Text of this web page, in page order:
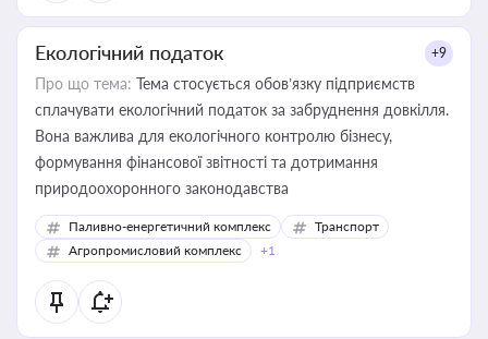
Екологічний податок +9
Про що тема: Тема стосується обов’язку підприємств
сплачувати екологічний податок за забруднення довкілля.
Вона важлива для екологічного контролю бізнесу,
формування фінансової звітності та дотримання
природоохоронного законодавства
Паливно-енергетичний комплекс
Транспорт
Агропромисловий комплекс
+1